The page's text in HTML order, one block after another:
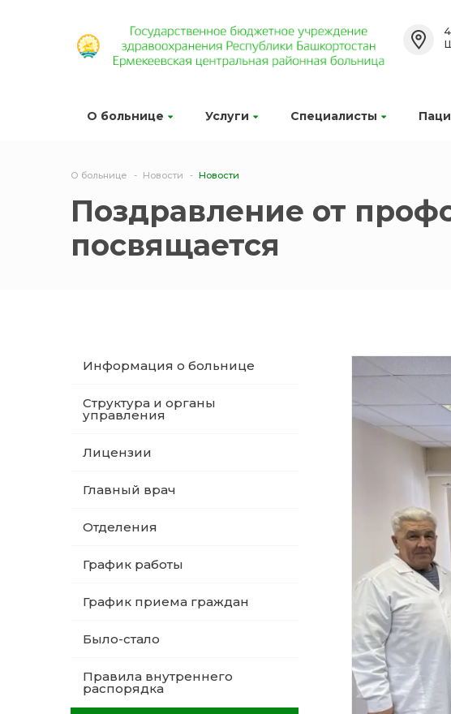
О больнице Услуги Специалисты
О больнице Новости Новости
Поздравление от
посвящается
Информация о больнице
Структура и органы
управления
Лицензии
Главный врач
Отделения
График работы
График приема граждан
Было-стало
Правила внутреннего
распорядка